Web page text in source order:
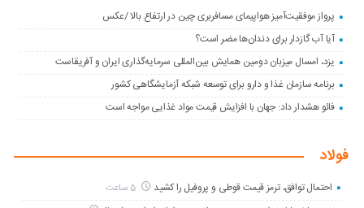
پرواز موفقیت‌آمیز هواپیمای مسافربری چین در ارتفاع بالا /عکس
آیا آب گازدار برای دندان‌ها مضر است؟
یزد، امسال میزبان دومین همایش بین‌المللی سرمایه‌گذاری ایران و آفریقاست
برنامه سازمان غذا و دارو برای توسعه شبکه آزمایشگاهی کشور
فائو هشدار داد: جهان با افزایش قیمت مواد غذایی مواجه است
فولاد
احتمال توافق، ترمز قیمت قوطی و پروفیل را کشید 5 ساعت